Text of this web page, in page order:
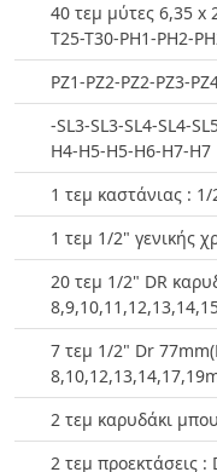
40 τεμ μύτες 6,35 x
T25-T30-PH1-PH2-
PZ1-PZ2-PZ2-PZ3-
-SL3-SL3-SL4-SL4-
H4-H5-H5-H6-H7-H7
1 τεμ καστάνιας : 1/
1 τεμ 1/2" γενικής
20 τεμ 1/2" DR
7 τεμ 1/2" Dr
2 τεμ καρυδάκι
2 τεμ προεκτάσεις